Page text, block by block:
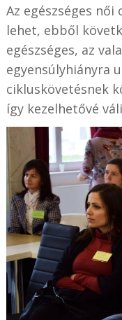
Az egészséges női
lehet, ebből
egészséges, az
egyensúlyhiányra
cikluskövetésnek
így kezelhetővé